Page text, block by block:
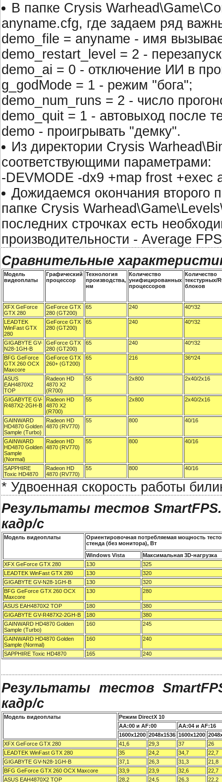
В папке Crysis
anyname.cfg, где задаем ряд
demo_file = anyname - имя
demo_restart_level = 2 -
demo_ai = 0 - отключение ИИ в
g_godMode = 1 - режим "бога";
demo_num_runs = 2 - число
demo_quit = 1 - автовыход после
demo - проигрывать "демку".
Из директории Crysis
соответствующими параметрами:
-DEVMODE -dx9 +map frost +exec
Дожидаемся окончания второго
папке Crysis
последних строчках есть
производительности - Average
Сравнительные
Модель
видеоплаты
Графический
процессор
Технология
производства,
нм
Количество
унифицированных
процессоров
Количество
текстурных/
блоков
XFX GeForce
GTX 280
GeForce GTX
280 (GT200)
65 240 40*/32
LEADTEK
WinFast GTX
280
GeForce GTX
280 (GT200)
65 240 40*/32
GIGABYTE GV-
N28-1GH-B
GeForce GTX
280 (GT200)
65 240 40*/32
BFG GeForce
GTX 260 OCX
Maxcore
GeForce GTX
260+ (GT200)
65 216 36*/24
ASUS
EAH4870X2
TOP
Radeon HD
4870 X2
(R700)
55 2x800 2x40/2x16
GIGABYTE GV-
R487X2-2GH-B
Radeon HD
4870 X2
(R700)
55 2x800 2x40/2x16
GAINWARD
HD4870 Golden
Sample (Turbo)
Radeon HD
4870 (RV770)
55 800 40/16
GAINWARD
HD4870 Golden
Sample
(Normal)
Radeon HD
4870 (RV770)
55 800 40/16
SAPPHIRE
Toxic HD4870
Radeon HD
4870 (RV770)
55 800 40/16
* Удвоенная скорость работы
Результаты тестов
кадр/с
Модель видеоплаты
Ориентировочная потребляемая мощность
стенда (без монитора), Вт
Windows Vista
Максимальная 3D-нагрузка
XFX GeForce GTX 280
130
325
LEADTEK WinFast GTX 280
130
320
GIGABYTE GV-N28-1GH-B
130
320
BFG GeForce GTX 260 OCX
Maxcore
130 280
ASUS EAH4870X2 TOP 180
380
GIGABYTE GV-R487X2-2GH-B
180
380
GAINWARD HD4870 Golden
Sample (Turbo)
160 245
GAINWARD HD4870 Golden
Sample (Normal)
160 240
SAPPHIRE Toxic HD4870 165 240
Результаты тестов
кадр/с
Модель видеоплаты
Режим DirectX 10
AA:00 и AF:00
AA:04 и AF:16
1600x1200 2048x1536 1600x1200
XFX GeForce GTX 280
41,6 29,3 37
26
LEADTEK WinFast GTX 280
35 24,2 34,7
22,7
GIGABYTE GV-N28-1GH-B
37,1 26,3 31,3
21,8
BFG GeForce GTX 260 OCX Maxcore
33,9 23,9 32,6
22,7
ASUS EAH4870X2 TOP
28,2 24,5 26,3 22,2